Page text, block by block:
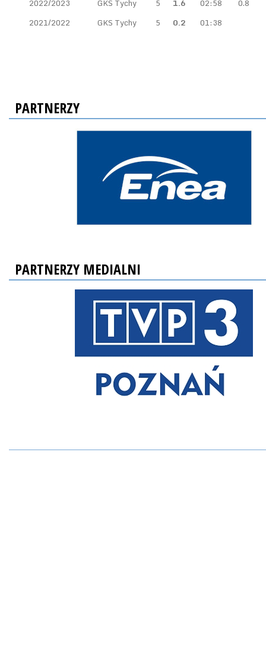
2022/2023
GKS Tychy 5 1.6 02:58
0.8
2021/2022
GKS Tychy 5 0.2 01:38
PARTNERZY
PARTNERZY MEDIALNI